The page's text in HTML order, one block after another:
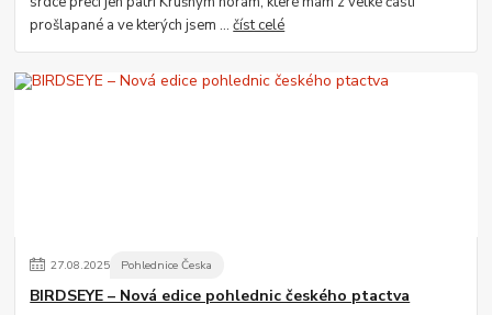
prošlapané a ve kterých jsem ...číst celé
27.08.2025 Pohlednice Česka
BIRDSEYE – Nová edice pohlednic českého ptactva